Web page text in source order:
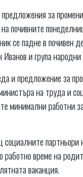
за
почивните
се падне в почивен
и група
и предложение за
на труда и
минимални работни
партньори
работно време на
ваканция.